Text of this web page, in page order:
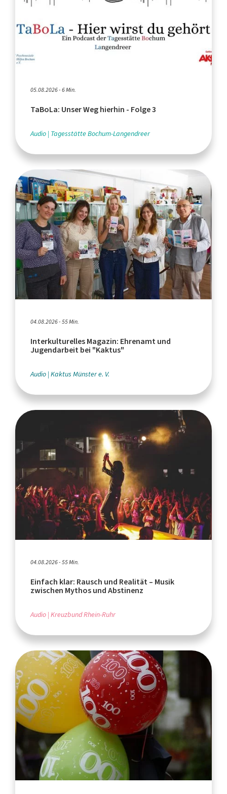
05.08.2026 - 6 Min.
TaBoLa: Unser Weg hierhin - Folge 3
Audio Tagesstätte Bochum-Langendreer
04.08.2026 - 55 Min.
Interkulturelles Magazin: Ehrenamt und
Jugendarbeit bei "Kaktus"
Audio Kaktus Münster e. V.
04.08.2026 - 55 Min.
Einfach klar: Rausch und Realität – Musik
zwischen Mythos und Abstinenz
Audio Kreuzbund Rhein-Ruhr